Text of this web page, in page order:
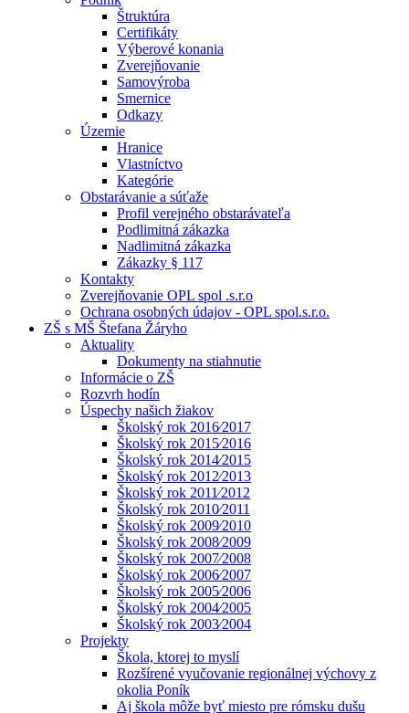
Štruktúra
Certifikáty
Výberové konania
Zverejňovanie
Samovýroba
Smernice
Odkazy
Územie
Hranice
Vlastníctvo
Kategórie
Obstarávanie a súťaže
Profil verejného obstarávateľa
Podlimitná zákazka
Nadlimitná zákazka
Zákazky § 117
Kontakty
Zverejňovanie OPL spol .s.r.o
Ochrana osobných údajov - OPL spol.s.r.o.
ZŠ s MŠ Štefana Žáryho
Aktuality
Dokumenty na stiahnutie
Informácie o ZŠ
Rozvrh hodín
Úspechy našich žiakov
Školský rok 2016⁄2017
Školský rok 2015⁄2016
Školský rok 2014⁄2015
Školský rok 2012⁄2013
Školský rok 2011⁄2012
Školský rok 2010⁄2011
Školský rok 2009⁄2010
Školský rok 2008⁄2009
Školský rok 2007⁄2008
Školský rok 2006⁄2007
Školský rok 2005⁄2006
Školský rok 2004⁄2005
Školský rok 2003⁄2004
Projekty
Škola, ktorej to myslí
Rozšírené vyučovanie regionálnej výchovy z
okolia Poník
Aj škola môže byť miesto pre rómsku dušu